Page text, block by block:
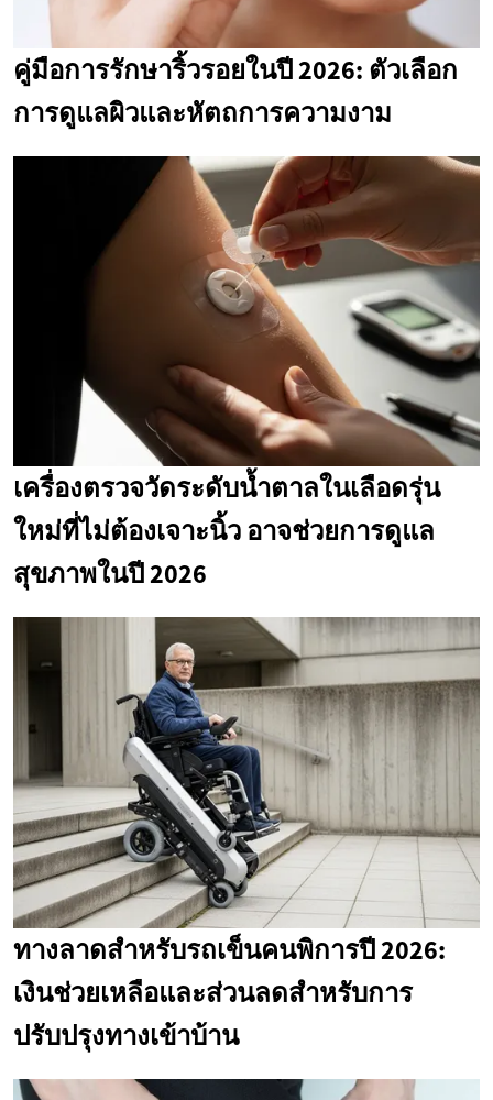
คู่มือการรักษาริ้วรอยในปี 2026: ตัวเลือก
การดูแลผิวและหัตถการความงาม
เครื่องตรวจวัดระดับน้ำตาลในเลือดรุ่น
ใหม่ที่ไม่ต้องเจาะนิ้ว อาจช่วยการดูแล
สุขภาพในปี 2026
ทางลาดสำหรับรถเข็นคนพิการปี 2026:
เงินช่วยเหลือและส่วนลดสำหรับการ
ปรับปรุงทางเข้าบ้าน